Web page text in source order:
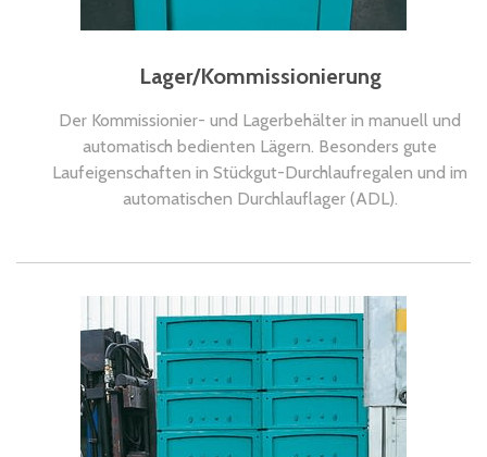
Lager/Kommissionierung
Der Kommissionier- und Lagerbehälter in manuell und
automatisch bedienten Lägern. Besonders gute
Laufeigenschaften in Stückgut-Durchlaufregalen und im
automatischen Durchlauflager (ADL).